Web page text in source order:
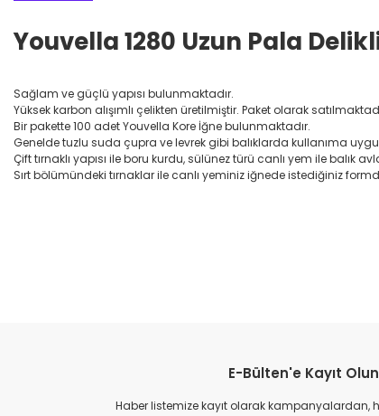
Youvella 1280 Uzun Pala
Sağlam ve güçlü yapısı bulunmaktadır.
Yüksek karbon alışımlı çelikten üretilmiştir. Paket olarak
Bir pakette 100 adet Youvella Kore İğne bulunmaktadır.
Genelde tuzlu suda çupra ve levrek gibi balıklarda kullanıma
Çift tırnaklı yapısı ile boru kurdu, sülünez türü canlı yem ile balık
Sırt bölümündeki tırnaklar ile canlı yeminiz iğnede istediğiniz
E-Bülten'e Kayıt Olun
Haber listemize kayıt olarak kampanyalardan,